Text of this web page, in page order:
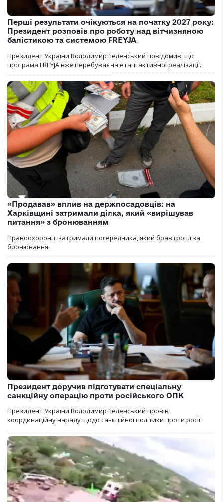
Перші результати очікуються на початку 2027 року:
Президент розповів про роботу над вітчизняною
балістикою та системою FREYJA
Президент України Володимир Зеленський повідомив, що
програма FREYJA вже перебуває на етапі активної реалізації.
«Продавав» вплив на держпосадовців: на
Харківщині затримали ділка, який «вирішував
питання» з бронюванням
Правоохоронці затримали посередника, який брав гроші за
бронювання.
Президент доручив підготувати спеціальну
санкційну операцію проти російського ОПК
Президент України Володимир Зеленський провів
координаційну нараду щодо санкційної політики проти росії.